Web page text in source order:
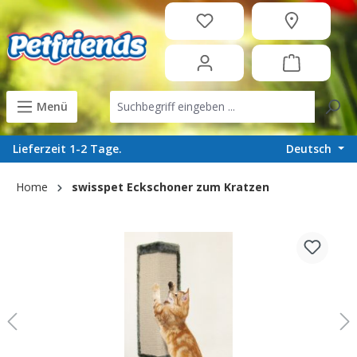
content
Menü
Lieferzeit 1-2 Tage. Deutsch
Home swisspet Eckschoner zum Kratzen